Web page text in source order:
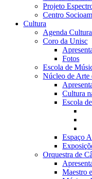
Projeto
Centro
Cultura
Agenda
Coro da Unisc
Fotos
Escola de
Núcleo de Arte
Cultura
Escola
Espaço
Orquestra de
Maestro